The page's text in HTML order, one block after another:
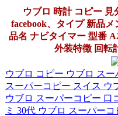
ウブロ 時計 コピー
facebook、タイプ 新品
品名 ナビタイマー 型番
外装特徴 回転
ウブロ コピー ウブロ ス
スーパーコピー スイス ウ
ウブロ スーパーコピー 口
ミ 30代 ウブロ スーパー